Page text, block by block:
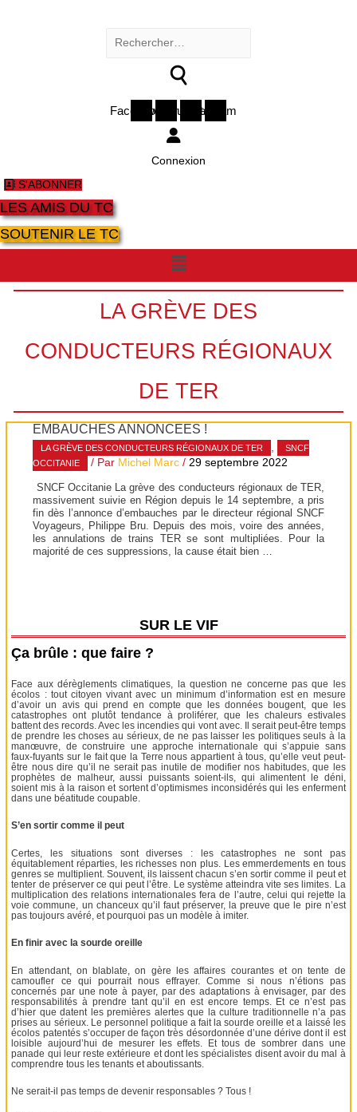
Rechercher :
FacebookTwitterYoutubeInstagram
Connexion
S'ABONNER
LES AMIS DU TC
SOUTENIR LE TC
Menu
LA GRÈVE DES
CONDUCTEURS RÉGIONAUX
DE TER
EMBAUCHES ANNONCÉES !
LA GRÈVE DES CONDUCTEURS RÉGIONAUX DE TER ,
SNCF
OCCITANIE
/ Par Michel Marc /29 septembre 2022
SNCF Occitanie La grève des conducteurs régionaux de TER,
massivement suivie en Région depuis le 14 septembre, a pris
fin dès l’annonce d’embauches par le directeur régional SNCF
Voyageurs, Philippe Bru. Depuis des mois, voire des années,
les annulations de trains TER se sont multipliées. Pour la
majorité de ces suppressions, la cause était bien …
SUR LE VIF
Ça brûle : que faire ?
Face aux dérèglements climatiques, la question ne concerne pas que les
écolos : tout citoyen vivant avec un minimum d’information est en mesure
d’avoir un avis qui prend en compte que les données bougent, que les
catastrophes ont plutôt tendance à proliférer, que les chaleurs estivales
battent des records. Avec les incendies qui vont avec. Il serait peut-être temps
de prendre les choses au sérieux, de ne pas laisser les politiques seuls à la
manœuvre, de construire une approche internationale qui s’appuie sans
faux-fuyants sur le fait que la Terre nous appartient à tous, qu’elle veut peut-
être nous dire qu’il ne serait pas inutile de modifier nos habitudes, que les
prophètes de malheur, aussi puissants soient-ils, qui alimentent le déni,
soient mis à la raison et sortent d’optimismes inconsidérés qui les enferment
dans une béatitude coupable.
S’en sortir comme il peut
Certes, les situations sont diverses : les catastrophes ne sont pas
équitablement réparties, les richesses non plus. Les emmerdements en tous
genres se multiplient. Souvent, ils laissent chacun s’en sortir comme il peut et
tenter de préserver ce qui peut l’être. Le système atteindra vite ses limites. La
multiplication des relations internationales fera de l’autre, celui qui rejette la
voie commune, un chanceux qu’il faut préserver, la preuve que le pire n’est
pas toujours avéré, et pourquoi pas un modèle à imiter.
En finir avec la sourde oreille
En attendant, on blablate, on gère les affaires courantes et on tente de
camoufler ce qui pourrait nous effrayer. Comme si nous n’étions pas
concernés par une note à payer, par des adaptations à envisager, par des
responsabilités à prendre tant qu’il en est encore temps. Et ce n’est pas
d’hier que datent les premières alertes que la culture traditionnelle n’a pas
prises au sérieux. Le personnel politique a fait la sourde oreille et a laissé les
écolos patentés s’occuper de façon très désordonnée d’une dérive dont il est
loisible aujourd’hui de mesurer les effets. Et tous de sombrer dans une
panade qui leur reste extérieure et dont les spécialistes disent avoir du mal à
comprendre tous les tenants et aboutissants.
Ne serait-il pas temps de devenir responsables ? Tous !